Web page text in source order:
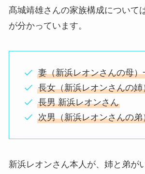
髙城靖雄さんの家族構成について
が分かっています。
妻（新浜レオンさんの母）
長女（新浜レオンさんの姉
長男 新浜レオンさん
次男（新浜レオンさんの弟
新浜レオンさん本人が、姉と弟が